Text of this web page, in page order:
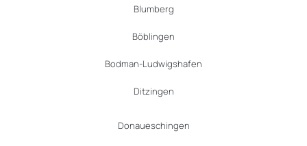
Blumberg
Böblingen
Bodman-Ludwigshafen
Ditzingen
Donaueschingen